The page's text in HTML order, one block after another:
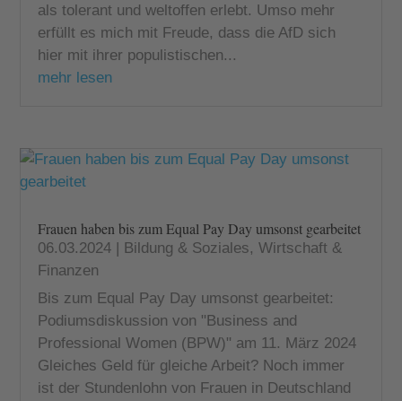
als tolerant und weltoffen erlebt. Umso mehr
erfüllt es mich mit Freude, dass die AfD sich
hier mit ihrer populistischen...
mehr lesen
Frauen haben bis zum Equal Pay Day umsonst gearbeitet
06.03.2024 Bildung & Soziales,Wirtschaft &
Finanzen
Bis zum Equal Pay Day umsonst gearbeitet:
Podiumsdiskussion von "Business and
Professional Women (BPW)" am 11. März 2024
Gleiches Geld für gleiche Arbeit? Noch immer
ist der Stundenlohn von Frauen in Deutschland